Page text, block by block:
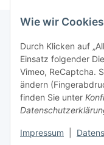
Wie wir
Durch Klicken auf
Einsatz folgender
Vimeo, ReCaptcha.
ändern
finden Sie unter
Impressum
Informationen
Unsere Spezialshops